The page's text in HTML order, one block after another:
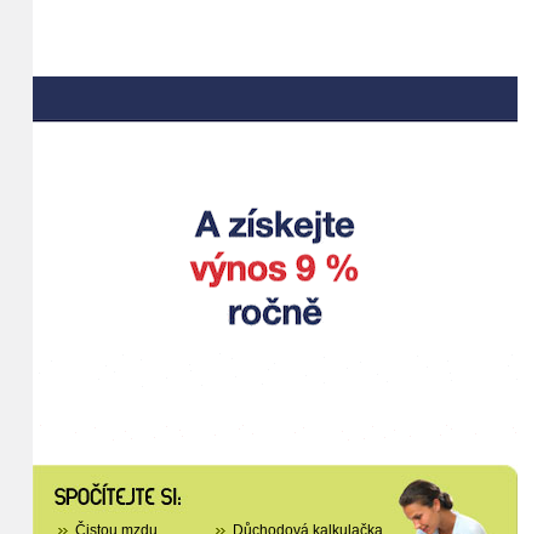
Čistou mzdu
Důchodová kalkulačka